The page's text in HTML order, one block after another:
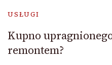
USŁUGI
Kupno
remontem?